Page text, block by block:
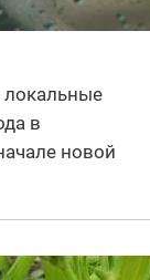
локальные
в
новой